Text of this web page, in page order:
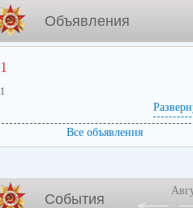
Объявления
1
1
Все объявления
События